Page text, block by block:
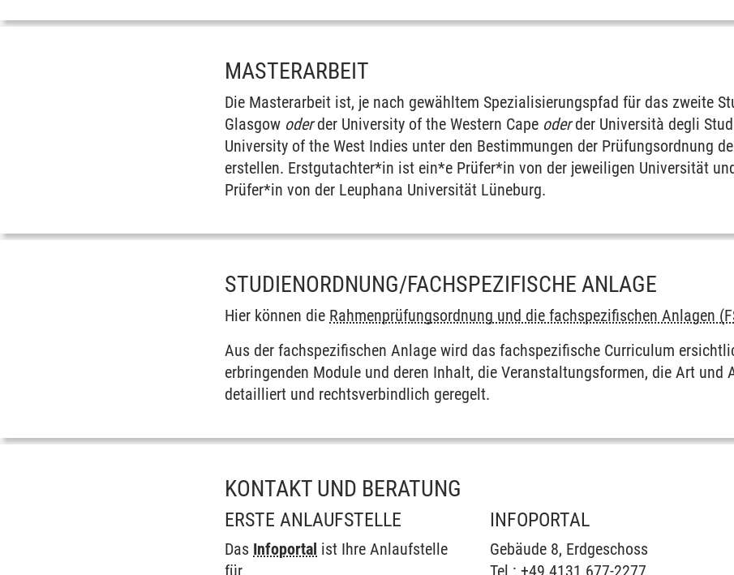
MASTERARBEIT
Die Masterarbeit ist, je nach gewähltem Spezialisierungs­pfad für das zweite
Glasgow oderder University of the Western Cape oderder Università degli
University of the West Indies unter den Be­stimmungen der Prüfungs­ordnung
erstellen. Erst­gut­achter*in ist ein*e Prüfer*in von der jeweiligen Univer­sität
Prüfer*in von der Leuphana Univer­sität Lüne­burg.
STUDIENORDNUNG/FACHSPEZIFISCHE ANLAGE
Hier können die Rahmen­prüfungs­ordnung und die fach­spezifischen Anlagen
Aus der fach­spezifischen Anlage wird das fach­spezifische Curriculum
erbringenden Module und deren Inhalt, die Veranstaltungs­formen, die Art und
detailliert und rechts­verbindlich geregelt.
KONTAKT UND BERATUNG
ERSTE ANLAUFSTELLE
Das Infoportal ist Ihre Anlauf­stelle
für
INFOPORTAL
Gebäude 8, Erd­ge­schoss
Tel.:+49.4131.677-2277